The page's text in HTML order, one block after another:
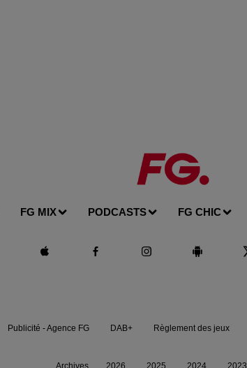
FG MIX PODCASTS FG CHIC
Publicité - Agence FG DAB+ Règlement des jeux
Archives 2026 2025 2024 2023